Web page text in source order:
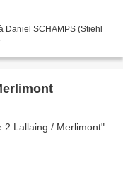
Daniel SCHAMPS (Stiehl